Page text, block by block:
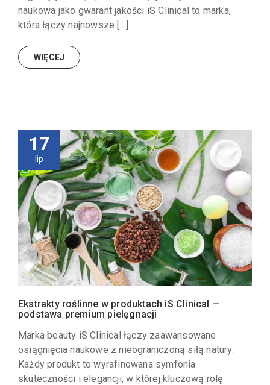
naukowa jako gwarant jakości iS Clinical to marka,
która łączy najnowsze […]
WIĘCEJ
17
lip
Ekstrakty roślinne w produktach iS Clinical —
podstawa premium pielęgnacji
Marka beauty iS Clinical łączy zaawansowane
osiągnięcia naukowe z nieograniczoną siłą natury.
Każdy produkt to wyrafinowana symfonia
skuteczności i elegancji, w której kluczową rolę